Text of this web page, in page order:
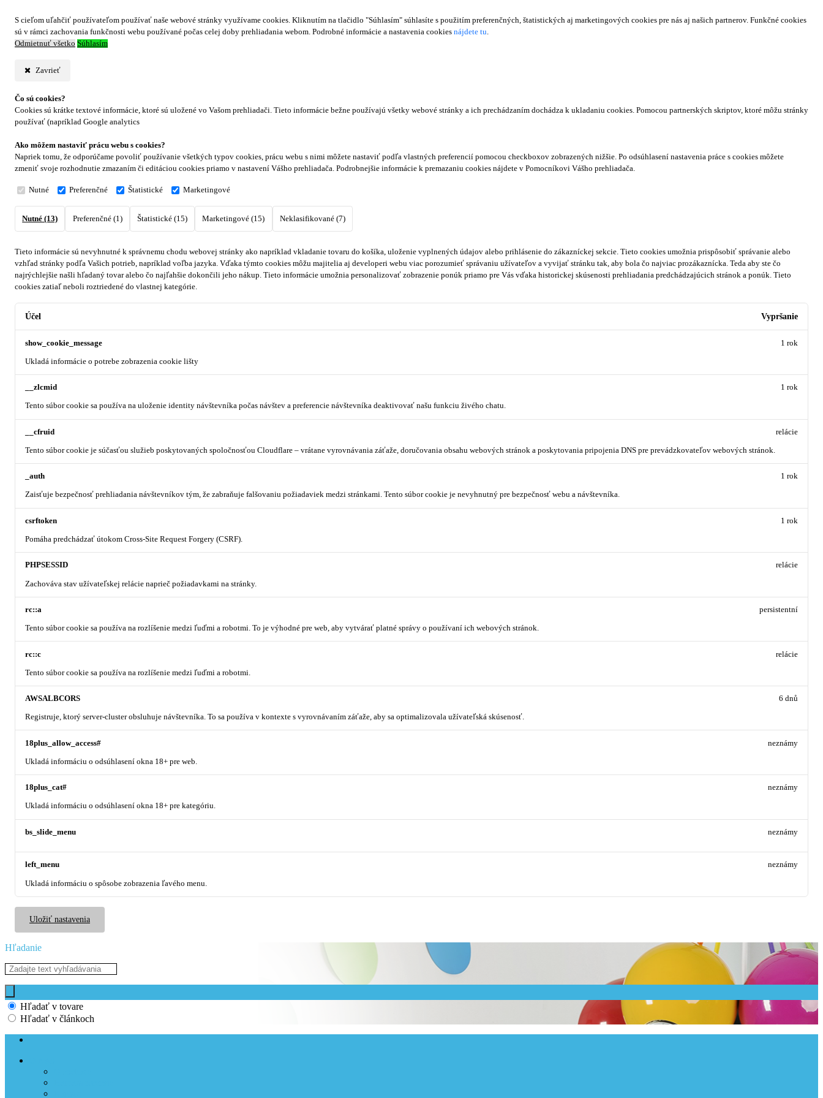
S cieľom uľahčiť používateľom používať naše webové stránky využívame cookies. Kliknutím na tlačidlo "Súhlasím" súhlasíte s použitím preferenčných, štatistických aj marketingových cookies pre nás aj našich partnerov. Funkčné cookies
sú v rámci zachovania funkčnosti webu používané počas celej doby prehliadania webom. Podrobné informácie a nastavenia cookies nájdete tu.
Odmietnuť všetko Súhlasím
Zavrieť
Čo sú cookies?
Cookies sú krátke textové informácie, ktoré sú uložené vo Vašom prehliadači. Tieto informácie bežne používajú všetky webové stránky a ich prechádzaním dochádza k ukladaniu cookies. Pomocou partnerských skriptov, ktoré môžu stránky
používať (napríklad Google analytics
Ako môžem nastaviť prácu webu s cookies?
Napriek tomu, že odporúčame povoliť používanie všetkých typov cookies, prácu webu s nimi môžete nastaviť podľa vlastných preferencií pomocou checkboxov zobrazených nižšie. Po odsúhlasení nastavenia práce s cookies môžete
zmeniť svoje rozhodnutie zmazaním či editáciou cookies priamo v nastavení Vášho prehliadača. Podrobnejšie informácie k premazaniu cookies nájdete v Pomocníkovi Vášho prehliadača.
Nutné Preferenčné Štatistické Marketingové
Nutné (13) Preferenčné (1) Štatistické (15) Marketingové (15) Neklasifikované (7)
Tieto informácie sú nevyhnutné k správnemu chodu webovej stránky ako napríklad vkladanie tovaru do košíka, uloženie vyplnených údajov alebo prihlásenie do zákazníckej sekcie. Tieto cookies umožnia prispôsobiť správanie alebo
vzhľad stránky podľa Vašich potrieb, napríklad voľba jazyka. Vďaka týmto cookies môžu majitelia aj developeri webu viac porozumieť správaniu užívateľov a vyvijať stránku tak, aby bola čo najviac prozákaznícka. Teda aby ste čo
najrýchlejšie našli hľadaný tovar alebo čo najľahšie dokončili jeho nákup. Tieto informácie umožnia personalizovať zobrazenie ponúk priamo pre Vás vďaka historickej skúsenosti prehliadania predchádzajúcich stránok a ponúk. Tieto
cookies zatiaľ neboli roztriedené do vlastnej kategórie.
Účel Vypršanie
show_cookie_message
Ukladá informácie o potrebe zobrazenia cookie lišty
1 rok
__zlcmid
Tento súbor cookie sa používa na uloženie identity návštevníka počas návštev a preferencie návštevníka deaktivovať našu funkciu živého chatu.
1 rok
__cfruid
Tento súbor cookie je súčasťou služieb poskytovaných spoločnosťou Cloudflare – vrátane vyrovnávania záťaže, doručovania obsahu webových stránok a poskytovania pripojenia DNS pre prevádzkovateľov webových stránok.
relácie
_auth
Zaisťuje bezpečnosť prehliadania návštevníkov tým, že zabraňuje falšovaniu požiadaviek medzi stránkami. Tento súbor cookie je nevyhnutný pre bezpečnosť webu a návštevníka.
1 rok
csrftoken
Pomáha predchádzať útokom Cross-Site Request Forgery (CSRF).
1 rok
PHPSESSID
Zachováva stav užívateľskej relácie naprieč požiadavkami na stránky.
relácie
rc::a
Tento súbor cookie sa používa na rozlíšenie medzi ľuďmi a robotmi. To je výhodné pre web, aby vytvárať platné správy o používaní ich webových stránok.
persistentní
rc::c
Tento súbor cookie sa používa na rozlíšenie medzi ľuďmi a robotmi.
relácie
AWSALBCORS
Registruje, ktorý server-cluster obsluhuje návštevníka. To sa používa v kontexte s vyrovnávaním záťaže, aby sa optimalizovala užívateľská skúsenosť.
6 dnů
18plus_allow_access#
Ukladá informáciu o odsúhlasení okna 18+ pre web.
neznámy
18plus_cat#
Ukladá informáciu o odsúhlasení okna 18+ pre kategóriu.
neznámy
bs_slide_menu neznámy
left_menu
Ukladá informáciu o spôsobe zobrazenia ľavého menu.
neznámy
Uložiť nastavenia
Hľadanie
Hľadať v tovare
Hľadať v článkoch